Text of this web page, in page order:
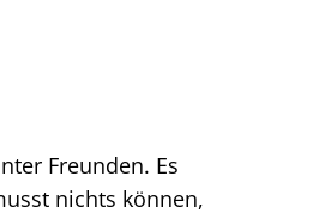
Freunden. Es
nichts können,